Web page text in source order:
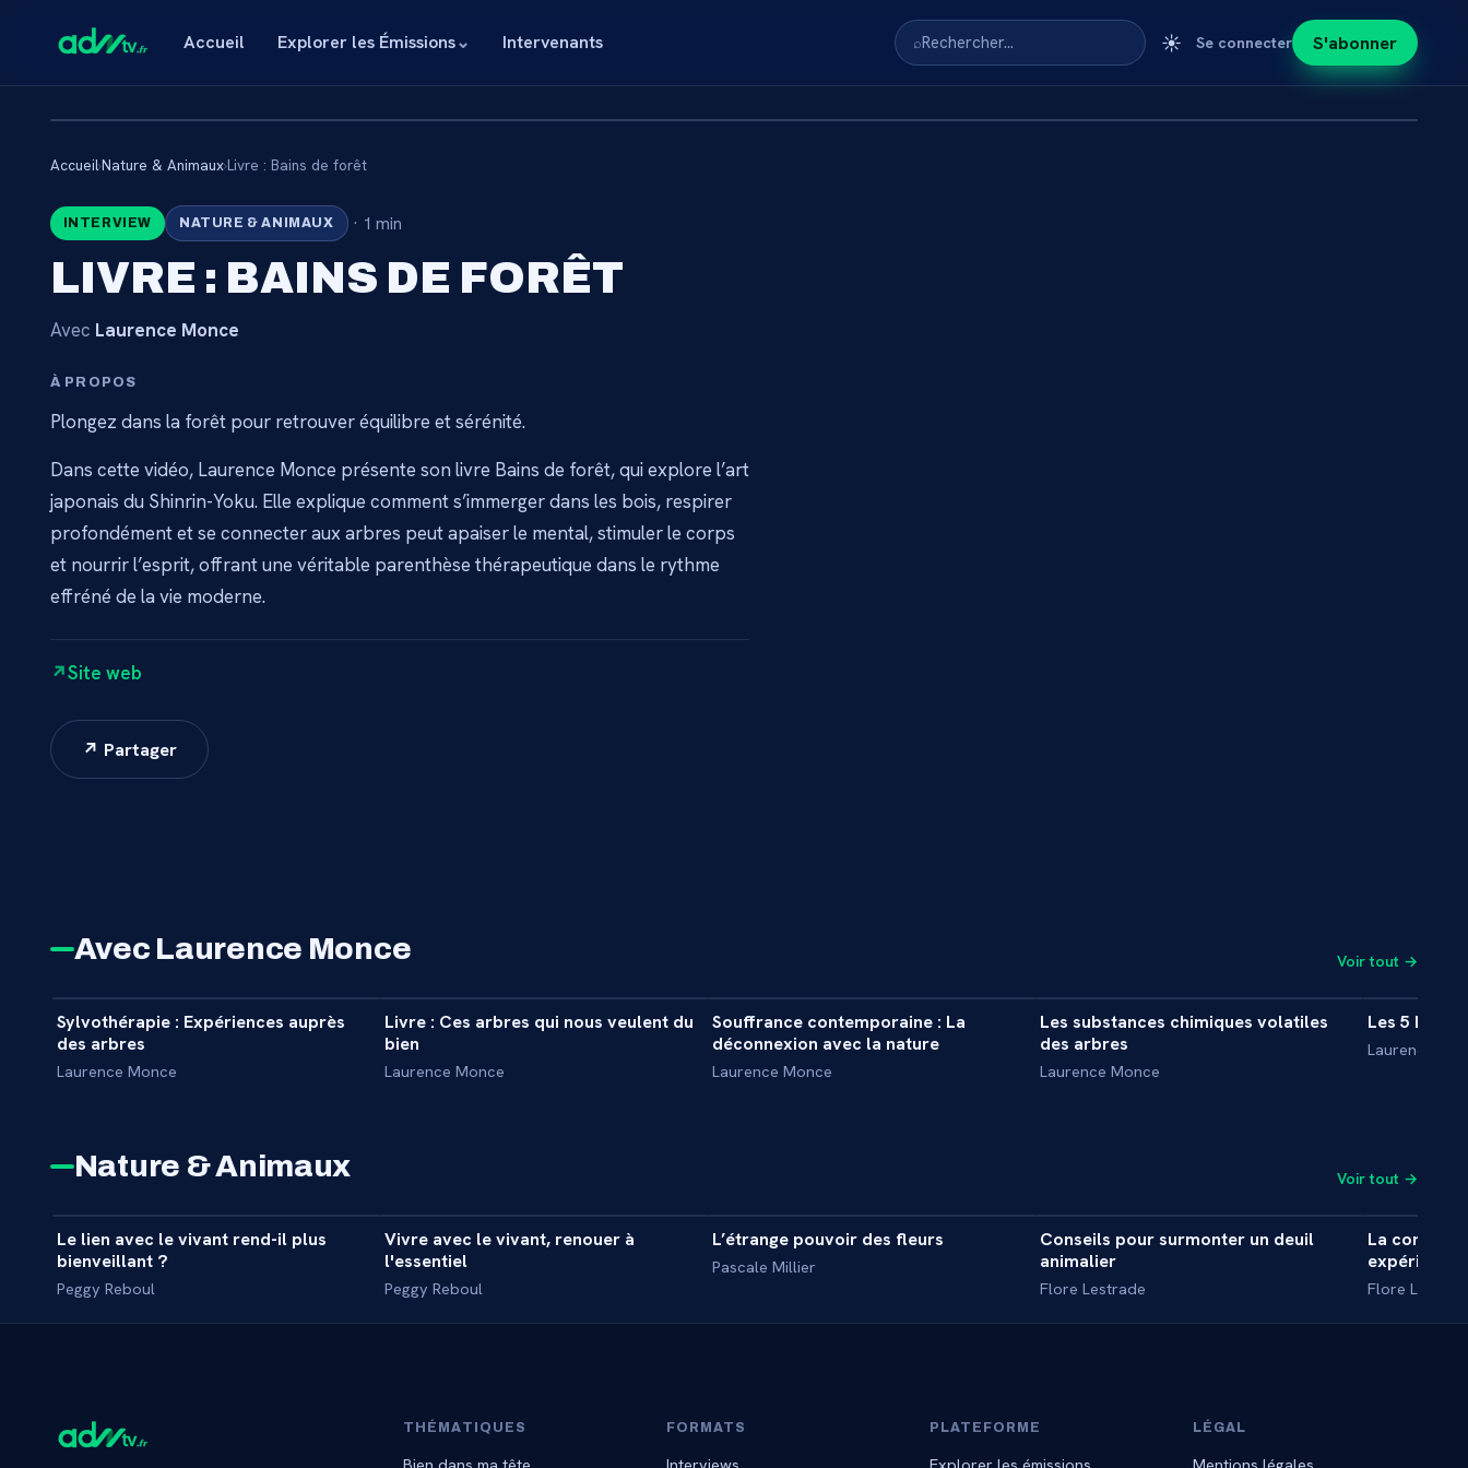
Accueil Explorer les Émissions⌄ Intervenants ⌕Rechercher… ☀️ Se connecter S'abonner
CONTENU RÉSERVÉ AUX
ABONNÉS
Connectez-vous via votre lien membre, ou abonnez-vous pour accéder au
Débloquer l'accès →
Accueil›Nature & Animaux›Livre : Bains de forêt
INTERVIEW NATURE & ANIMAUX · 1 min
LIVRE : BAINS DE FORÊT
Avec Laurence Monce
À PROPOS
Plongez dans la forêt pour retrouver équilibre et sérénité.
Dans cette vidéo, Laurence Monce présente son livre Bains de forêt, qui explore l’art
japonais du Shinrin-Yoku. Elle explique comment s’immerger dans les bois, respirer
profondément et se connecter aux arbres peut apaiser le mental, stimuler le corps
et nourrir l’esprit, offrant une véritable parenthèse thérapeutique dans le rythme
effréné de la vie moderne.
Site web
↗ Partager
Avec Laurence Monce Voir tout →
INTERVIEW
Sylvothérapie : Expériences auprès
des arbres
Laurence Monce
INTERVIEW
Livre : Ces arbres qui nous veulent du
bien
Laurence Monce
INTERVIEW
Souffrance contemporaine : La
déconnexion avec la nature
Laurence Monce
INTERVIEW
Les substances chimiques volatiles
des arbres
Laurence Monce
Les 5
Laurence
Nature & Animaux Voir tout →
INTERVIEW
Le lien avec le vivant rend-il plus
bienveillant ?
Peggy Reboul
INTERVIEW
Vivre avec le vivant, renouer à
l'essentiel
Peggy Reboul
INTERVIEW
L’étrange pouvoir des fleurs
Pascale Millier
INTERVIEW
Conseils pour surmonter un deuil
animalier
Flore Lestrade
La
expériences
Flore
THÉMATIQUES FORMATS PLATEFORME LÉGAL